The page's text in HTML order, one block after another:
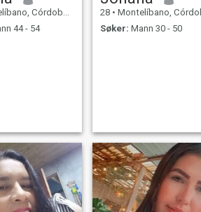
Córdoba, Colombia
44 - 54
28 • Montelíbano, Córdoba,
Søker: Mann 30 - 50